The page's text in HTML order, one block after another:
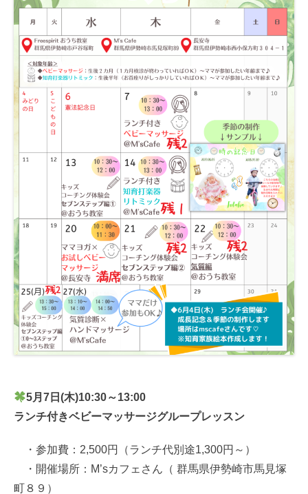
5月7日(木)10:30～13:00
ランチ付きベビーマッサージグループレッスン
・参加費：2,500円（ランチ代別途1,300円～）
・開催場所：M’sカフェさん（ 群馬県伊勢崎市馬見塚
町８９）